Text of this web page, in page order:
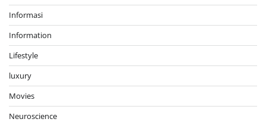
Informasi
Information
Lifestyle
luxury
Movies
Neuroscience